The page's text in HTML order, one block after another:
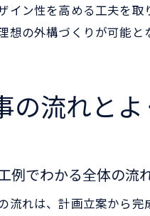
イン性を高める工夫を
想の外構づくりが可能と
の流れとよ
例でわかる全体の流
流れは、計画立案から